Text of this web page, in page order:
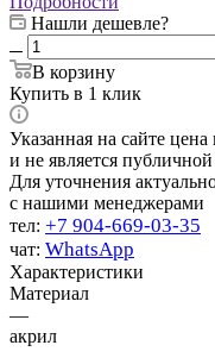
Нашли дешевле?
В корзину
Купить в 1 клик
Указанная на сайте
и не является
Для уточнения
с нашими менеджерами
тел: +7 904-669-03-35
чат: WhatsApp
Характеристики
Материал
—
акрил